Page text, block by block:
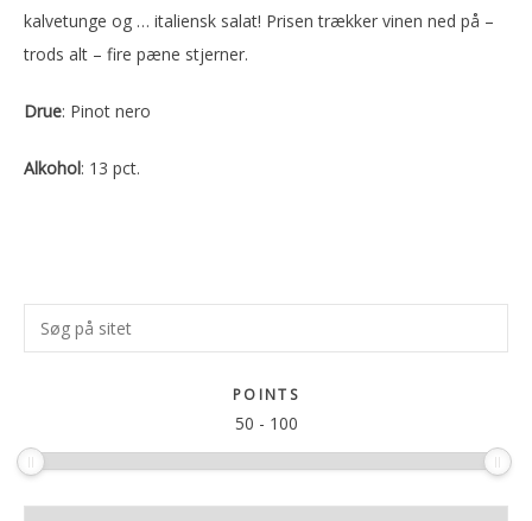
kalvetunge og … italiensk salat! Prisen trækker vinen ned på –
trods alt – fire pæne stjerner.
Drue: Pinot nero
Alkohol: 13 pct.
Primær
Sidebar
Søg
på
POINTS
50 - 100